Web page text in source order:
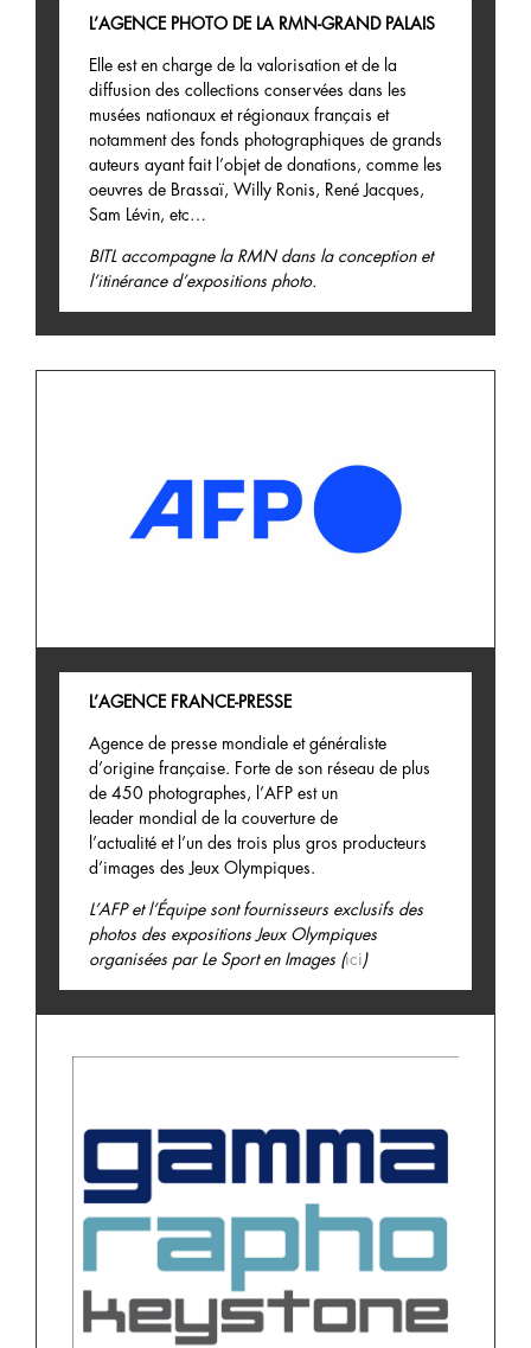
L’AGENCE PHOTO DE LA RMN-GRAND PALAIS
Elle est en charge de la valorisation et de la
diffusion des collections conservées dans les
musées nationaux et régionaux français et
notamment des fonds photographiques de grands
auteurs ayant fait l’objet de donations, comme les
oeuvres de Brassaï, Willy Ronis, René Jacques,
Sam Lévin, etc…
BITL accompagne la RMN dans la conception et
l’itinérance d’expositions photo.
L’AGENCE FRANCE-PRESSE
Agence de presse mondiale et généraliste
d’origine française. Forte de son réseau de plus
de 450 photographes, l’AFP est un
leader mondial de la couverture de
l’actualité et l’un des trois plus gros producteurs
d’images des Jeux Olympiques.
L’AFP et l’Équipe sont fournisseurs exclusifs des
photos des expositions Jeux Olympiques
organisées par Le Sport en Images (ici)